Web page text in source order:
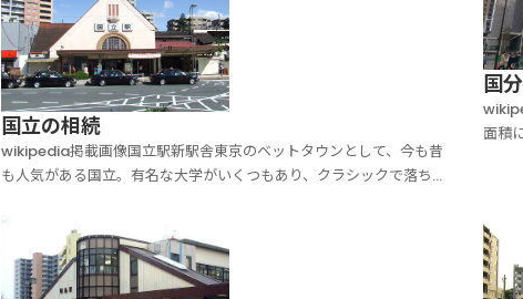
国立の相続
wikipedia掲載画像国立駅新駅舎東京のベットタウンとして、今も昔
も人気がある国立。有名な大学がいくつもあり、クラシックで落ち着
発が進められているまっただなか。春になると沿道には満開の桜並木
がつづき、冬になると木々たちはいくつものネオ...
国
面積